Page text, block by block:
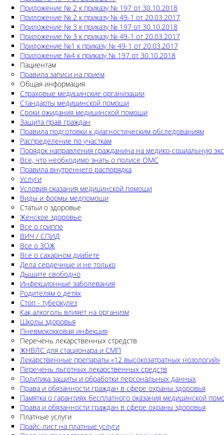
Приложение № 2 к приказу № 197 от 30.10.2018
Приложение № 2 к приказу № 49-1 от 20.03.2017
Приложение № 3 к приказу № 197 от 30.10.2018
Приложение № 3 к приказу № 49-1 от 20.03.2017
Приложение №1 к приказу № 49-1 от 20.03.2017
Приложение №4 к приказу № 197 от 30.10.2018
Пациентам
Правила записи на прием
Общая информация
Страховые медицинские организации
Стандарты медицинской помощи
Сроки ожидания медицинской помощи
Защита прав граждан
Правила подготовки к диагностическим обследованиям
Распределение по участкам
Порядок направления гражданина на медико-социальную
Все, что необходимо знать о полисе ОМС
Правила внутреннего распорядка
Услуги
Условия оказания медицинской помощи
Виды и формы медпомощи
Статьи о здоровье
Женское здоровье
Все о гриппе
ВИЧ / СПИД
Все о ЗОЖ
Все о сахарном диабете
Дела сердечные и не только
Дышите свободно
Инфекционные заболевания
Родителям о детях
Стоп - туберкулез
Как алкоголь влияет на организм
Школы здоровья
Пневмококковая инфекция
Перечень лекарственных стредств
ЖНВЛС для стационара и СМП
Лекарственные препараты «12 высокозатратных нозологий»
Перечень льготных лекарственных средств
Политика защиты и обработки персональных данных
Права и обязанности граждан в сфере охраны здоровья
Памятка о гарантиях бесплатного оказания медицинской
Права и обязанности граждан в сфере охраны здоровья
Платные услуги
Прайс-лист на платные услуги